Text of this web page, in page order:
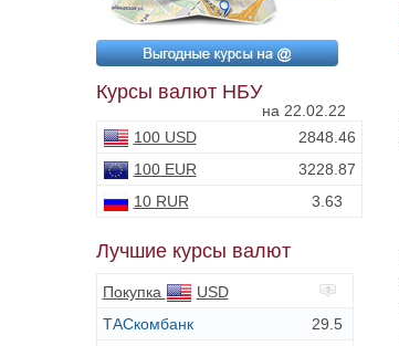
Курсы валют НБУ
на 22.02.22
100 USD
2848.46
100 EUR
3228.87
10 RUR
3.63
Лучшие курсы валют
Покупка
USD
ТАСкомбанк
29.5